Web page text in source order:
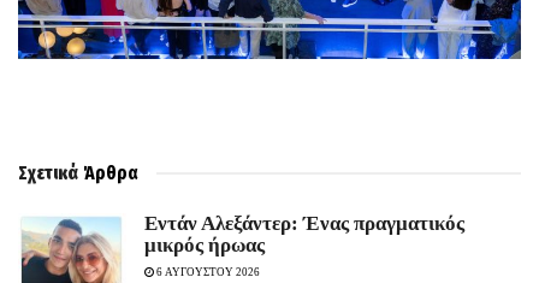
Σχετικά Άρθρα
Εντάν Αλεξάντερ: Ένας πραγματικός
μικρός ήρωας
6 ΑΥΓΟΥΣΤΟΥ 2026